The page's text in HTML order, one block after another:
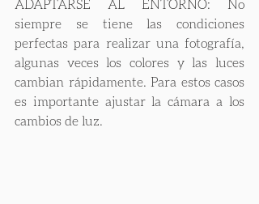
ADAPTARSE AL ENTORNO: No
siempre se tiene las condiciones
perfectas para realizar una fotografía,
algunas veces los colores y las luces
cambian rápidamente. Para estos casos
es importante ajustar la cámara a los
cambios de luz.